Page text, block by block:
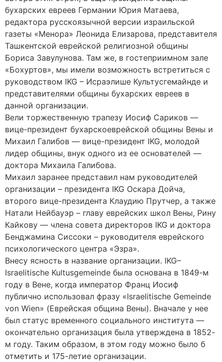
бухарских евреев Германии Юрия Матаева,
редактора русскоязычной версии израильской
газеты «Менора» Леонида Елизарова, представителя
Ташкентской еврейской религиозной общины
Бориса Завулунова. Там же, в гостеприимном зале
«Бохуртов», мы имели возможность встретиться с
руководством IKG – Исраэлише Культусгемайнде и
представителями общины бухарских евреев в
данной организации.
Вели торжественную трапезу Иосиф Сариков —
вице-президент бухарскоеврейской общины Вены и
Михаил Галибов — вице-президент IKG, молодой
лидер общины, внук одного из ее основателей —
доктора Михаила Галибова.
Михаил заранее представил нам руководителей
организации – президента IKG Оскара Дойча,
второго вице-президента Клаудию Прутчер, а также
Натали Нейбауэр – главу еврейских школ Вены, Рину
Кайкову — члена совета директоров IKG и доктора
Бенджамина Сиссоки – руководителя еврейского
психологического центра «Эзра».
Внесу ясность в название организации. IKG–
Israelitische Kultusgemeinde была основана в 1849-м
году в Вене, когда император Франц Иосиф
публично использовал фразу «Israelitische Gemeinde
von Wien» (Еврейская община Вены). Вначале у нее
был статус временного социального института —
окончательно организация была утверждена в 1852-
м году. Таким образом, в этом году можно было б
отметить и 175-летие организации.